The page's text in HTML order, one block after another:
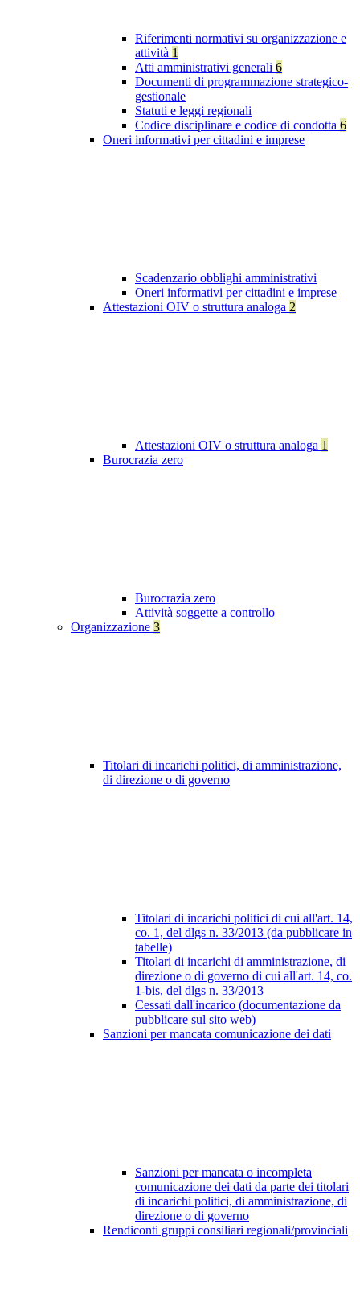
Riferimenti normativi su organizzazione e
attività 1
Atti amministrativi generali 6
Documenti di programmazione strategico-
gestionale
Statuti e leggi regionali
Codice disciplinare e codice di condotta 6
Oneri informativi per cittadini e imprese
Scadenzario obblighi amministrativi
Oneri informativi per cittadini e imprese
Attestazioni OIV o struttura analoga 2
Attestazioni OIV o struttura analoga 1
Burocrazia zero
Burocrazia zero
Attività soggette a controllo
Organizzazione 3
Titolari di incarichi politici, di amministrazione,
di direzione o di governo
Titolari di incarichi politici di cui all'art. 14,
co. 1, del dlgs n. 33/2013 (da pubblicare in
tabelle)
Titolari di incarichi di amministrazione, di
direzione o di governo di cui all'art. 14, co.
1-bis, del dlgs n. 33/2013
Cessati dall'incarico (documentazione da
pubblicare sul sito web)
Sanzioni per mancata comunicazione dei dati
Sanzioni per mancata o incompleta
comunicazione dei dati da parte dei titolari
di incarichi politici, di amministrazione, di
direzione o di governo
Rendiconti gruppi consiliari regionali/provinciali